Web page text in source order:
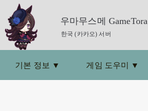
우마무스메 GameTora
한국 (카카오) 서버
기본 정보 ▼ 게임 도우미 ▼